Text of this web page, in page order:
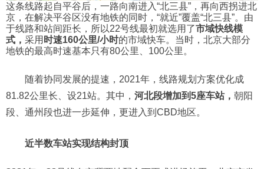
这条线路起自平谷后，一路向南进入“北三县”，再向西拐进北
京，在解决平谷区没有地铁的同时，“就近”覆盖“北三县”。由
于线路和站间距长，所以22号线最初就选用了市域快线模
式， 采用 时速160公里/小时的市域快车。当时，北京大部分
地铁的最高时速基本只有80公里、100公里。
随着协同发展的提速，2021年，线路规划方案优化成
81.82公里长、设21站。其中， 河北段增加到5座车站， 朝阳
段、通州段也进一步延伸，更进入到CBD地区。
近半数车站实现结构封顶